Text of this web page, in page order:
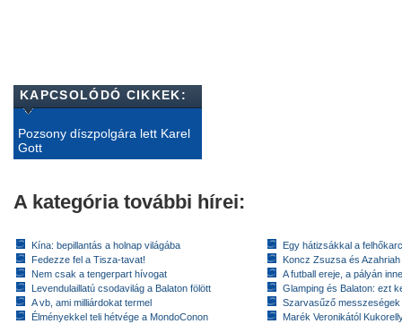
KAPCSOLÓDÓ CIKKEK:
Pozsony díszpolgára lett Karel
Gott
A kategória további hírei:
Kína: bepillantás a holnap világába
Fedezze fel a Tisza-tavat!
Nem csak a tengerpart hívogat
Levendulaillatú csodavilág a Balaton fölött
A vb, ami milliárdokat termel
Élményekkel teli hétvége a MondoConon
Egy hátizsákkal a
Koncz Zsuzsa és
A futball ereje, a pályán
Glamping és Balaton: ezt
Szarvasűző messzeségek
Marék Veronikától